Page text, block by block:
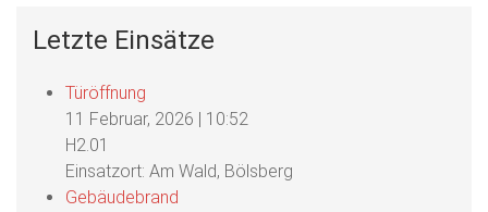
Letzte Einsätze
Türöffnung
11 Februar, 2026 | 10:52
H2.01
Einsatzort: Am Wald, Bölsberg
Gebäudebrand